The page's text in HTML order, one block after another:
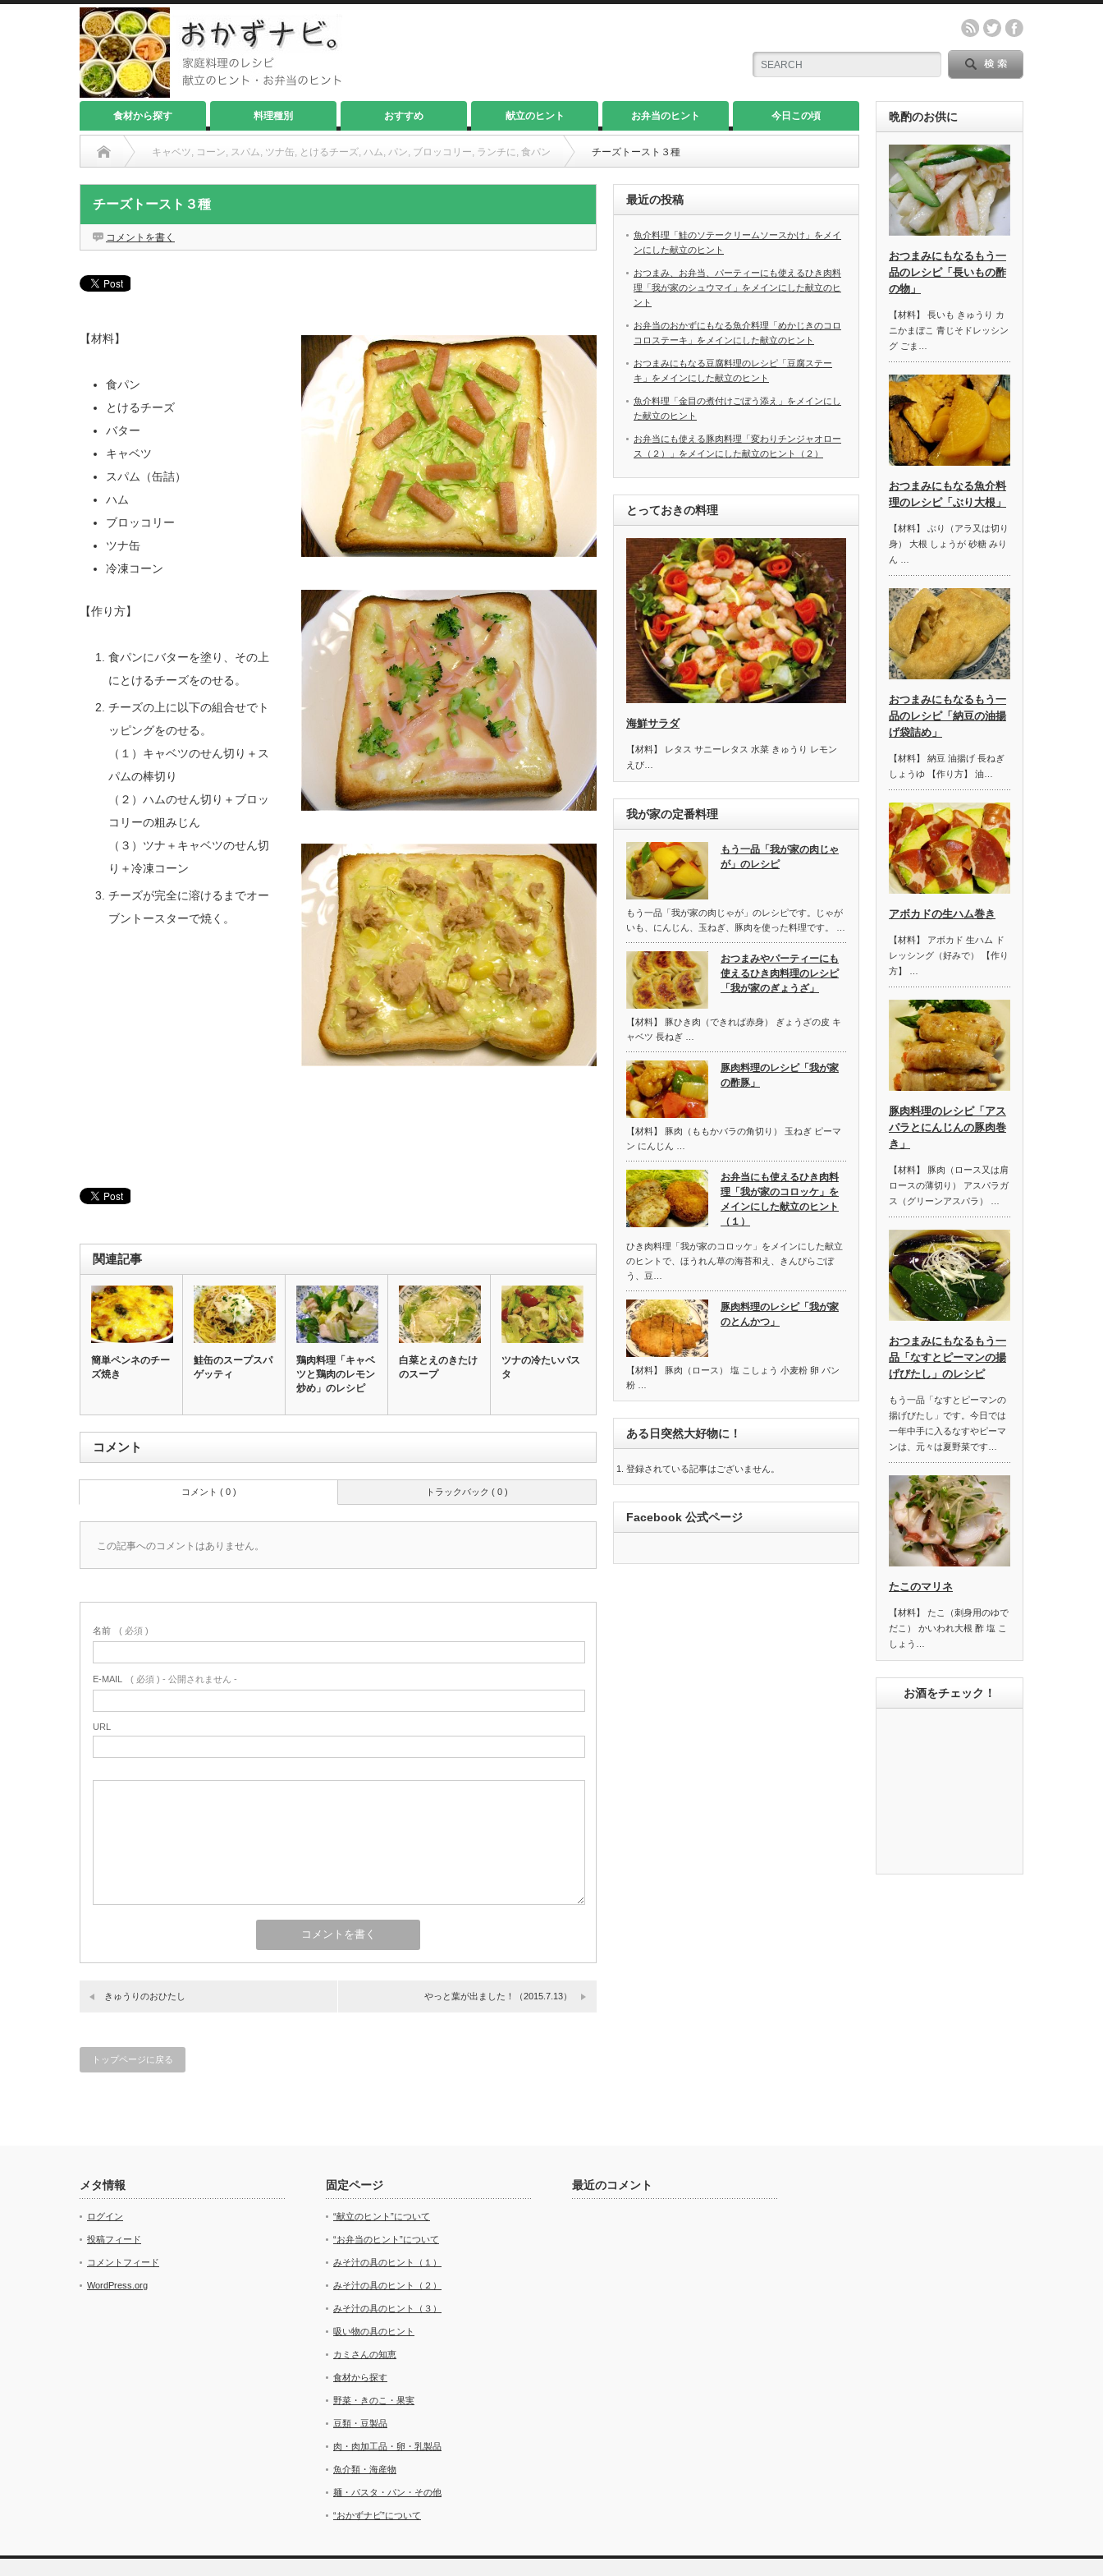
食材から探す 料理種別 おすすめ 献立のヒント お弁当のヒント 今日この頃
キャベツ, コーン, スパム, ツナ缶, とけるチーズ, ハム, パン, ブロッコリー, ランチに, 食パン チーズトースト３種
チーズトースト３種
コメントを書く
【材料】
食パン
とけるチーズ
バター
キャベツ
スパム（缶詰）
ハム
ブロッコリー
ツナ缶
冷凍コーン
【作り方】
食パンにバターを塗り、その上
にとけるチーズをのせる。
チーズの上に以下の組合せでト
ッピングをのせる。
（１）キャベツのせん切り＋ス
パムの棒切り
（２）ハムのせん切り＋ブロッ
コリーの粗みじん
（３）ツナ＋キャベツのせん切
り＋冷凍コーン
チーズが完全に溶けるまでオー
ブントースターで焼く。
関連記事
簡単ペンネのチー
ズ焼き
鮭缶のスープスパ
ゲッティ
鶏肉料理「キャベ
ツと鶏肉のレモン
炒め」のレシピ
白菜とえのきたけ
のスープ
ツナの冷たいパス
タ
コメント
トラックバック ( 0 )
コメント ( 0 )
この記事へのコメントはありません。
名前 ( 必須 )
E-MAIL ( 必須 ) - 公開されません -
URL
きゅうりのおひたし やっと葉が出ました！（2015.7.13）
トップページに戻る
最近の投稿
魚介料理「鮭のソテークリームソースかけ」をメイ
ンにした献立のヒント
おつまみ、お弁当、パーティーにも使えるひき肉料
理「我が家のシュウマイ」をメインにした献立のヒ
ント
お弁当のおかずにもなる魚介料理「めかじきのコロ
コロステーキ」をメインにした献立のヒント
おつまみにもなる豆腐料理のレシピ「豆腐ステー
キ」をメインにした献立のヒント
魚介料理「金目の煮付けごぼう添え」をメインにし
た献立のヒント
お弁当にも使える豚肉料理「変わりチンジャオロー
ス（２）」をメインにした献立のヒント（２）
とっておきの料理
海鮮サラダ
【材料】 レタス サニーレタス 水菜 きゅうり レモン
えび…
我が家の定番料理
もう一品「我が家の肉じゃ
が」のレシピ
もう一品「我が家の肉じゃが」のレシピです。じゃが
いも、にんじん、玉ねぎ、豚肉を使った料理です。 …
おつまみやパーティーにも
使えるひき肉料理のレシピ
「我が家のぎょうざ」
【材料】 豚ひき肉（できれば赤身） ぎょうざの皮 キ
ャベツ 長ねぎ …
豚肉料理のレシピ「我が家
の酢豚」
【材料】 豚肉（ももかバラの角切り） 玉ねぎ ピーマ
ン にんじん …
お弁当にも使えるひき肉料
理「我が家のコロッケ」を
メインにした献立のヒント
（１）
ひき肉料理「我が家のコロッケ」をメインにした献立
のヒントで、ほうれん草の海苔和え、きんぴらごぼ
う、豆…
豚肉料理のレシピ「我が家
のとんかつ」
【材料】 豚肉（ロース） 塩 こしょう 小麦粉 卵 パン
粉 …
ある日突然大好物に！
登録されている記事はございません。
Facebook 公式ページ
晩酌のお供に
おつまみにもなるもう一
品のレシピ「長いもの酢
の物」
【材料】 長いも きゅうり カ
ニかまぼこ 青じそドレッシン
グ ごま…
おつまみにもなる魚介料
理のレシピ「ぶり大根」
【材料】 ぶり（アラ又は切り
身） 大根 しょうが 砂糖 みり
ん …
おつまみにもなるもう一
品のレシピ「納豆の油揚
げ袋詰め」
【材料】 納豆 油揚げ 長ねぎ
しょうゆ 【作り方】 油…
アボカドの生ハム巻き
【材料】 アボカド 生ハム ド
レッシング（好みで） 【作り
方】 …
豚肉料理のレシピ「アス
パラとにんじんの豚肉巻
き」
【材料】 豚肉（ロース又は肩
ロースの薄切り） アスパラガ
ス（グリーンアスパラ） …
おつまみにもなるもう一
品「なすとピーマンの揚
げびたし」のレシピ
もう一品「なすとピーマンの
揚げびたし」です。今日では
一年中手に入るなすやピーマ
ンは、元々は夏野菜です…
たこのマリネ
【材料】 たこ（刺身用のゆで
だこ） かいわれ大根 酢 塩 こ
しょう…
お酒をチェック！
メタ情報
ログイン
投稿フィード
コメントフィード
WordPress.org
固定ページ
“献立のヒント”について
“お弁当のヒント”について
みそ汁の具のヒント（１）
みそ汁の具のヒント（２）
みそ汁の具のヒント（３）
吸い物の具のヒント
カミさんの知恵
食材から探す
野菜・きのこ・果実
豆類・豆製品
肉・肉加工品・卵・乳製品
魚介類・海産物
麺・パスタ・パン・その他
“おかずナビ”について
最近のコメント